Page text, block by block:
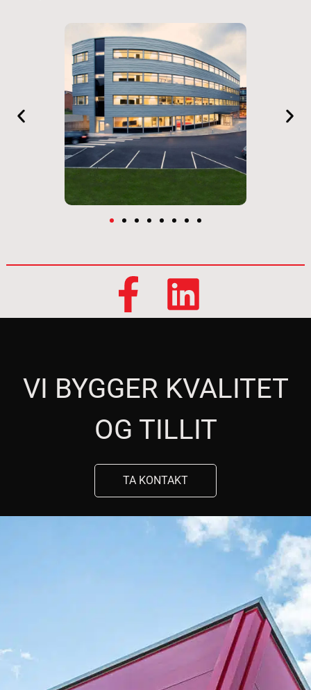
VI BYGGER KVALITET
OG TILLIT
TA KONTAKT